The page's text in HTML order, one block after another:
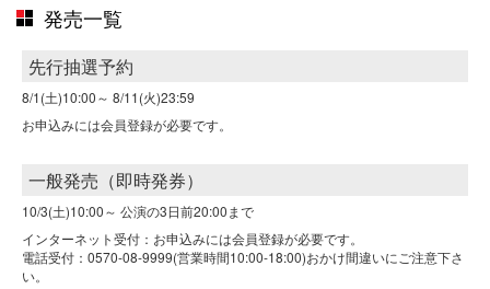
発売一覧
先行抽選予約
8/1(土)10:00～ 8/11(火)23:59
お申込みには会員登録が必要です。
一般発売（即時発券）
10/3(土)10:00～ 公演の3日前20:00まで
インターネット受付：お申込みには会員登録が必要です。
電話受付：0570-08-9999(営業時間10:00-18:00)おかけ間違いにご注意下さ
い。